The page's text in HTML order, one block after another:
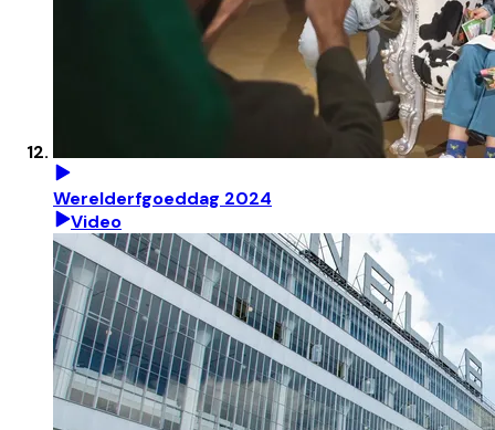
Werelderfgoeddag 2024
Video